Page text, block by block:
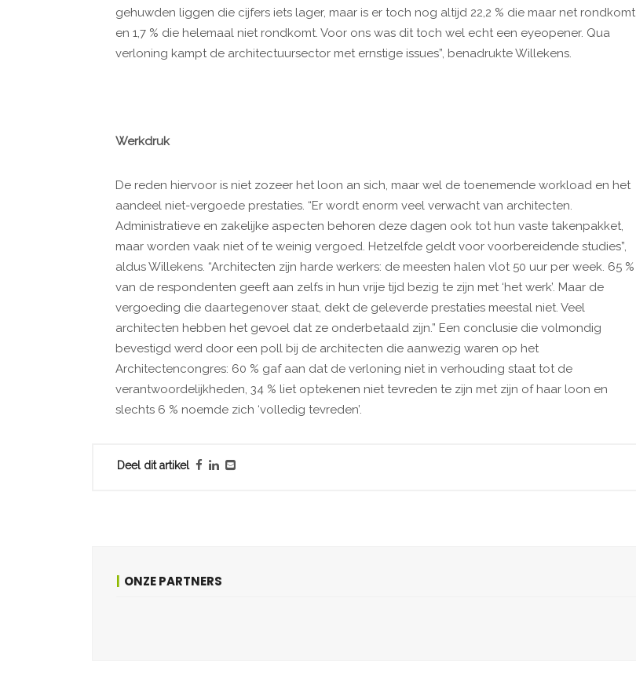
gehuwden liggen die cijfers iets lager, maar is er toch nog altijd 22,2 % die maar net rondkomt
en 1,7 % die helemaal niet rondkomt. Voor ons was dit toch wel echt een eyeopener. Qua
verloning kampt de architectuursector met ernstige issues”, benadrukte Willekens.
Werkdruk
De reden hiervoor is niet zozeer het loon an sich, maar wel de toenemende workload en het
aandeel niet-vergoede prestaties. “Er wordt enorm veel verwacht van architecten.
Administratieve en zakelijke aspecten behoren deze dagen ook tot hun vaste takenpakket,
maar worden vaak niet of te weinig vergoed. Hetzelfde geldt voor voorbereidende studies”,
aldus Willekens. “Architecten zijn harde werkers: de meesten halen vlot 50 uur per week. 65 %
van de respondenten geeft aan zelfs in hun vrije tijd bezig te zijn met ‘het werk’. Maar de
vergoeding die daartegenover staat, dekt de geleverde prestaties meestal niet. Veel
architecten hebben het gevoel dat ze onderbetaald zijn.” Een conclusie die volmondig
bevestigd werd door een poll bij de architecten die aanwezig waren op het
Architectencongres: 60 % gaf aan dat de verloning niet in verhouding staat tot de
verantwoordelijkheden, 34 % liet optekenen niet tevreden te zijn met zijn of haar loon en
slechts 6 % noemde zich ‘volledig tevreden’.
Deel dit artikel
ONZE PARTNERS